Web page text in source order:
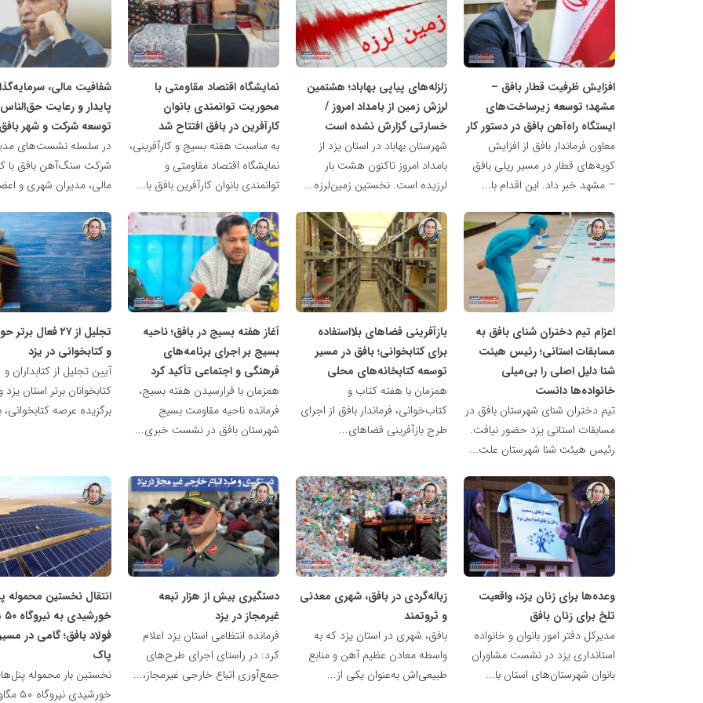
افزایش ظرفیت قطار بافق –
مشهد؛ توسعه زیرساخت‌های
ایستگاه راه‌آهن بافق در دستور کار
معاون فرماندار بافق از افزایش
کوپه‌های قطار در مسیر ریلی بافق
– مشهد خبر داد. این اقدام با...
ناهید
مظفری
زلزله‌های پیاپی بهاباد؛ هشتمین
لرزش زمین از بامداد امروز /
خسارتی گزارش نشده است
شهرستان بهاباد در استان یزد از
بامداد امروز تاکنون هشت بار
لرزیده است. نخستین زمین‌لرزه...
ناهید
مظفری
نمایشگاه اقتصاد مقاومتی با
محوریت توانمندی بانوان
کارآفرین در بافق افتتاح شد
به مناسبت هفته بسیج و کارآفرینی،
نمایشگاه اقتصاد مقاومتی و
توانمندی بانوان کارآفرین بافق با...
ناهید
مظفری
شفافیت مالی،
پایدار و رعایت
توسعه شرکت و شهر
در سلسله نشست‌های
شرکت سنگ‌آهن بافق با
مالی، مدیران شهری و
ناهید
مظفری
اعزام تیم دختران شنای بافق به
مسابقات استانی؛ رئیس هیئت
شنا دلیل اصلی را بی‌میلی
خانواده‌ها دانست
تیم دختران شنای شهرستان بافق در
مسابقات استانی یزد حضور نیافت.
رئیس هیئت شنا شهرستان علت...
ناهید
مظفری
بازآفرینی فضاهای بلااستفاده
برای کتابخوانی؛ بافق در مسیر
توسعه کتابخانه‌های محلی
همزمان با هفته کتاب و
کتاب‌خوانی، فرماندار بافق از اجرای
طرح بازآفرینی فضاهای...
ناهید
مظفری
آغاز هفته بسیج در بافق؛ ناحیه
بسیج بر اجرای برنامه‌های
فرهنگی و اجتماعی تأکید کرد
همزمان با فرارسیدن هفته بسیج،
فرمانده ناحیه مقاومت بسیج
شهرستان بافق در نشست خبری...
ناهید
مظفری
تجلیل از ۲۷ فعال
و کتابخوانی در یزد
آیین تجلیل از کتابداران و
کتابخوانان برتر استان یزد
برگزیده عرصه کتابخوانی،
ناهید
مظفری
وعده‌ها برای زنان یزد، واقعیت
تلخ برای زنان بافق
مدیرکل دفتر امور بانوان و خانواده
استانداری یزد در نشست مشاوران
بانوان شهرستان‌های استان با...
ناهید
مظفری
زباله‌گردی در بافق، شهری معدنی
و ثروتمند
بافق، شهری در استان یزد که به
واسطه معادن عظیم آهن و منابع
طبیعی‌اش به‌عنوان یکی از...
ناهید
مظفری
دستگیری بیش از هزار تبعه
غیرمجاز در یزد
فرمانده انتظامی استان یزد اعلام
کرد: در راستای اجرای طرح‌های
جمع‌آوری اتباع خارجی غیرمجاز،...
ناهید
مظفری
انتقال نخستین محموله
فولاد بافق؛ گامی در
پاک
نخستین بار محموله
خورشیدی
ناهید
مظفری